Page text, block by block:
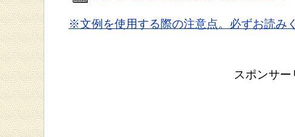
※文例を使用する際の注意点。必ずお読み
スポンサー